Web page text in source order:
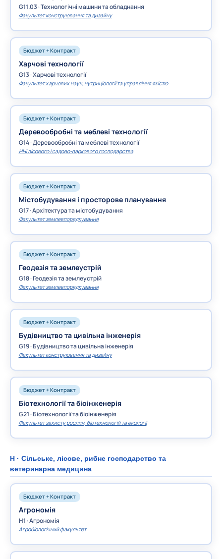
G11.03 · Технологічні машини та обладнання
Факультет конструювання та дизайну
Бюджет + Контракт
Харчові технології
G13 · Харчові технології
Факультет харчових наук, нутриціології та управління якістю
Бюджет + Контракт
Деревообробні та меблеві технології
G14 · Деревообробні та меблеві технології
ННІ лісового і садово-паркового господарства
Бюджет + Контракт
Містобудування і просторове планування
G17 · Архітектура та містобудування
Факультет землевпорядкування
Бюджет + Контракт
Геодезія та землеустрій
G18 · Геодезія та землеустрій
Факультет землевпорядкування
Бюджет + Контракт
Будівництво та цивільна інженерія
G19 · Будівництво та цивільна інженерія
Факультет конструювання та дизайну
Бюджет + Контракт
Біотехнології та біоінженерія
G21 · Біотехнології та біоінженерія
Факультет захисту рослин, біотехнологій та екології
H · Сільське, лісове, рибне господарство та
ветеринарна медицина
Бюджет + Контракт
Агрономія
H1 · Агрономія
Агробіологічний факультет